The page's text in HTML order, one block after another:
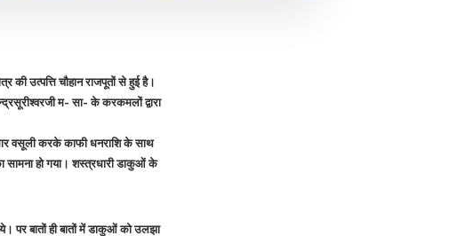
की उत्पत्ति चौहान राजपूतों से हुई है।
म- सा- के करकमलों द्वारा
वसूली करके काफी धनराशि के साथ
हो गया। शस्त्रधारी डाकुओं के
पर बातों ही बातों में डाकुओं को उलझा